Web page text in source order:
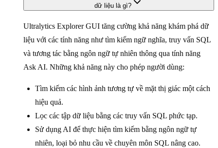
dữ liệu là gì?
Ultralytics Explorer GUI tăng cường khả năng khám phá dữ
liệu với các tính năng như tìm kiếm ngữ nghĩa, truy vấn SQL
và tương tác bằng ngôn ngữ tự nhiên thông qua tính năng
Ask AI. Những khả năng này cho phép người dùng:
Tìm kiếm các hình ảnh tương tự về mặt thị giác một cách
hiệu quả.
Lọc các tập dữ liệu bằng các truy vấn SQL phức tạp.
Sử dụng AI để thực hiện tìm kiếm bằng ngôn ngữ tự
nhiên, loại bỏ nhu cầu về chuyên môn SQL nâng cao.